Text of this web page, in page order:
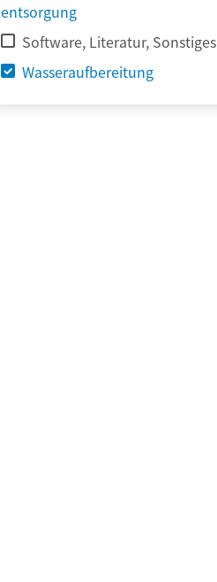
entsorgung
Software, Literatur, Sonstiges
Wasseraufbereitung